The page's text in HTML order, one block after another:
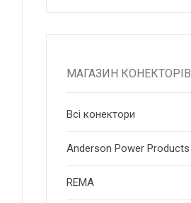
МАГАЗИН КОНЕКТОРІВ
Всі конектори
Anderson Power Products
RЕМА